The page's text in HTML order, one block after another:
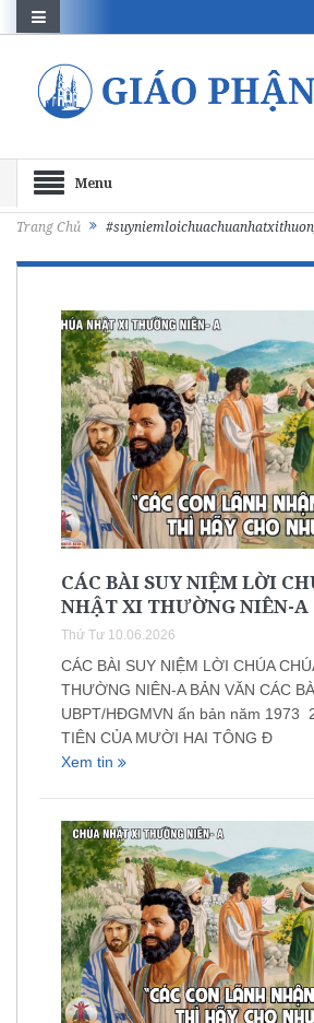
Menu
Trang Chủ
CÁC BÀI SUY NIỆM LỜI
NHẬT XI THƯỜNG NIÊN-A
Thứ Tư 10.06.2026
CÁC BÀI SUY NIỆM LỜI CHÚA
THƯỜNG NIÊN-A BẢN VĂN CÁC
UBPT/HĐGMVN ấn bản năm 1973
TIÊN CỦA MƯỜI HAI TÔNG Đ
Xem tin